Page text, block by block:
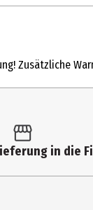
Zusätzliche
in die